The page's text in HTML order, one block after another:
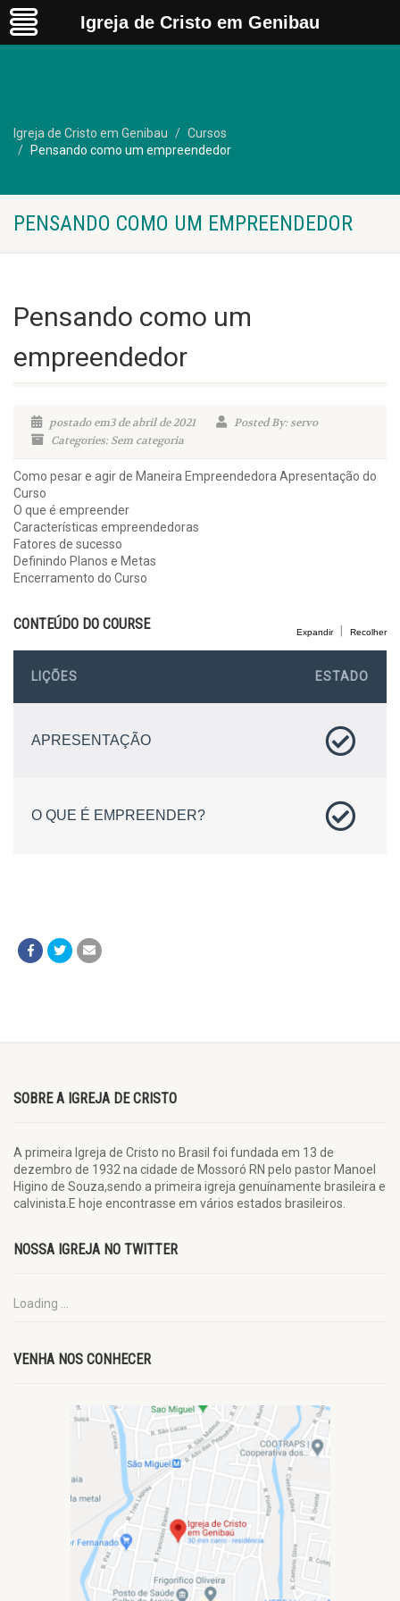
Igreja de Cristo em Genibau
Cursos
Pensando como um empreendedor
PENSANDO COMO UM EMPREENDEDOR
Pensando como um
empreendedor
postado em3 de abril de 2021
Posted By: servo
Categories: Sem categoria
Como pesar e agir de Maneira Empreendedora Apresentação do
Curso
O que é empreender
Características empreendedoras
Fatores de sucesso
Definindo Planos e Metas
Encerramento do Curso
CONTEÚDO DO COURSE Expandir Recolher
LIÇÕES ESTADO
APRESENTAÇÃO
O QUE É EMPREENDER?
SOBRE A IGREJA DE CRISTO
A primeira Igreja de Cristo no Brasil foi fundada em 13 de
dezembro de 1932 na cidade de Mossoró RN pelo pastor Manoel
Higino de Souza,sendo a primeira igreja genuínamente brasileira e
calvinista.E hoje encontrasse em vários estados brasileiros.
NOSSA IGREJA NO TWITTER
Loading ...
VENHA NOS CONHECER
Igreja de Cristo em Genibau